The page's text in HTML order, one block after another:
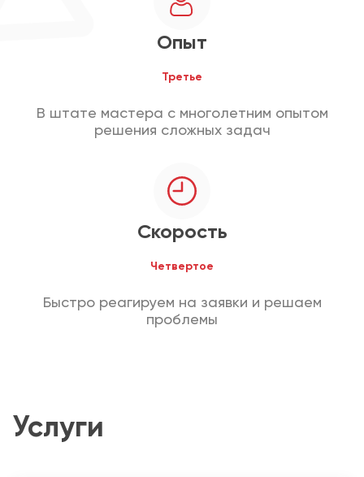
Опыт
Третье
В штате мастера с многолетним опытом
решения сложных задач
Скорость
Четвертое
Быстро реагируем на заявки и решаем
проблемы
Услуги